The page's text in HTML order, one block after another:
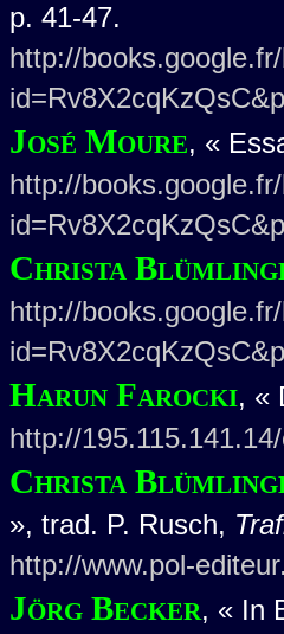
p. 41-47.
http://
José Moure, «
http://
Christa
http://
Harun Farocki, «
http://
Christa
», trad. P. Rusch,
http://www.pol-
Jörg Becker, « In